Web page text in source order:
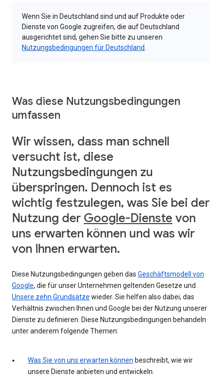
Wenn Sie in Deutschland sind und auf Produkte oder
Dienste von Google zugreifen, die auf Deutschland
ausgerichtet sind, gehen Sie bitte zu unseren
Nutzungsbedingungen für Deutschland
Was diese Nutzungsbedingungen
umfassen
Wir wissen, dass man schnell
versucht ist, diese
Nutzungsbedingungen zu
überspringen. Dennoch ist es
wichtig festzulegen, was Sie bei der
Nutzung der Google-Dienste von
uns erwarten können und was wir
von Ihnen erwarten.
Diese Nutzungsbedingungen geben das Geschäftsmodell von
Google, die für unser Unternehmen geltenden Gesetze und
Unsere zehn Grundsätze wieder. Sie helfen also dabei, das
Verhältnis zwischen Ihnen und Google bei der Nutzung unserer
Dienste zu definieren. Diese Nutzungsbedingungen behandeln
unter anderem folgende Themen:
Was Sie von uns erwarten können beschreibt, wie wir
unsere Dienste anbieten und entwickeln.